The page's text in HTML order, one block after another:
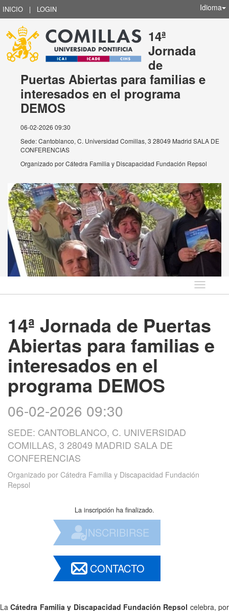
INICIO | LOGIN Idioma
14ª
Jornada
de
Puertas Abiertas para familias e
interesados en el programa
DEMOS
06-02-2026 09:30
Sede: Cantoblanco, C. Universidad Comillas, 3 28049 Madrid SALA DE
CONFERENCIAS
Organizado porCátedra Familia y Discapacidad Fundación Repsol
Idioma
14ª Jornada de Puertas
Abiertas para familias e
interesados en el
programa DEMOS
06-02-2026 09:30
SEDE: CANTOBLANCO, C. UNIVERSIDAD
COMILLAS, 3 28049 MADRID SALA DE
CONFERENCIAS
Organizado por Cátedra Familia y Discapacidad Fundación
Repsol
La inscripción ha finalizado.
INSCRIBIRSE
CONTACTO
LaCátedra Familia y Discapacidad Fundación Repsol celebra, por